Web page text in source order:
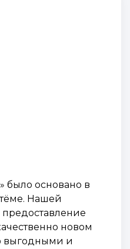
основано в
Нашей
новом
выгодными и